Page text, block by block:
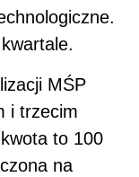
MŚP
i trzecim
to 100
na